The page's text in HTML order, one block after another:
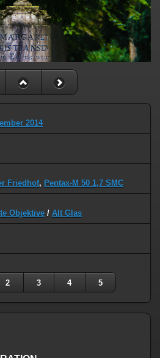
2014
Friedhof, Pentax-M 50 1,7 SMC
Objektive / Alt Glas
2 3 4 5